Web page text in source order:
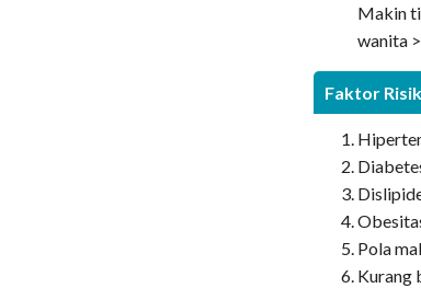
Makin
wanita
Faktor
Pola
Kurang